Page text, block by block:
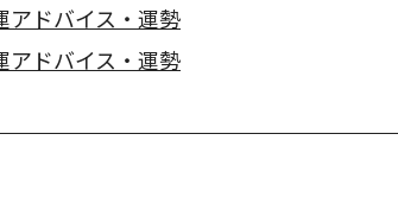
アドバイス・運勢
アドバイス・運勢